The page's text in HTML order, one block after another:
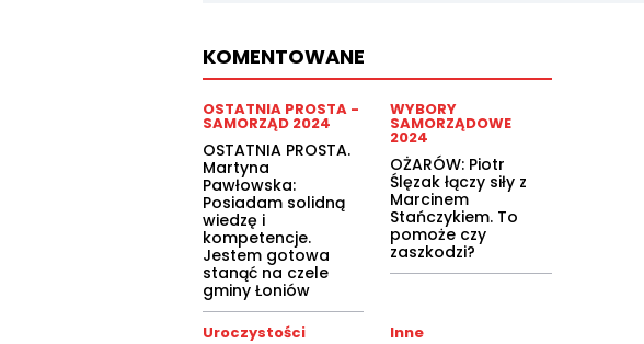
KOMENTOWANE
OSTATNIA PROSTA -
SAMORZĄD 2024
OSTATNIA PROSTA.
Martyna
Pawłowska:
Posiadam solidną
wiedzę i
kompetencje.
Jestem gotowa
stanąć na czele
gminy Łoniów
WYBORY
SAMORZĄDOWE
2024
OŻARÓW: Piotr
Ślęzak łączy siły z
Marcinem
Stańczykiem. To
pomoże czy
zaszkodzi?
Uroczystości Inne